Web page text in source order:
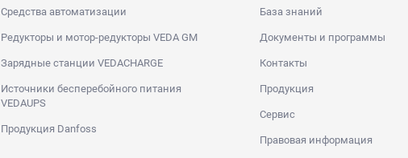
Средства автоматизации
Редукторы и мотор-редукторы VEDA GM
Зарядные станции VEDACHARGE
Источники бесперебойного питания
VEDAUPS
Продукция Danfoss
База знаний
Документы и программы
Контакты
Продукция
Сервис
Правовая информация